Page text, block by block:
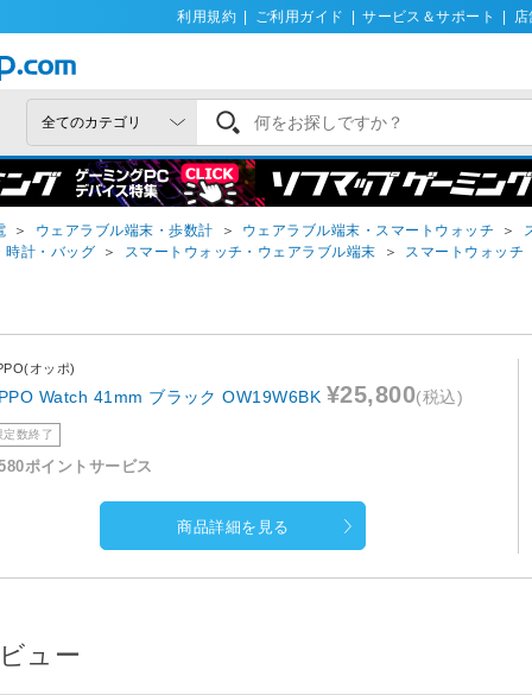
利用規約 ご利用ガイド サービス＆サポート 店
＞ ウェアラブル端末・歩数計 ＞ ウェアラブル端末・スマートウォッチ ＞
時計・バッグ ＞ スマートウォッチ・ウェアラブル端末 ＞ スマートウォッチ
オッポ)
Watch 41mm ブラック OW19W6BK ¥25,800(税込)
定数終了
ポイントサービス
商品詳細を見る
ュー